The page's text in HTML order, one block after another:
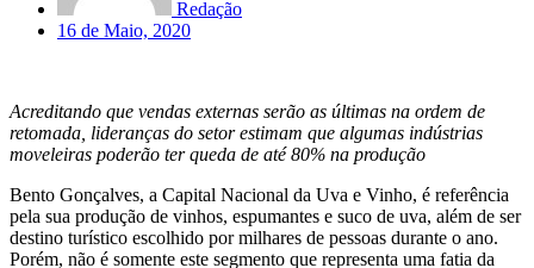
Redação
16 de Maio, 2020
Acreditando que vendas externas serão as últimas na ordem de
retomada, lideranças do setor estimam que algumas indústrias
moveleiras poderão ter queda de até 80% na produção
Bento Gonçalves, a Capital Nacional da Uva e Vinho, é referência
pela sua produção de vinhos, espumantes e suco de uva, além de ser
destino turístico escolhido por milhares de pessoas durante o ano.
Porém, não é somente este segmento que representa uma fatia da